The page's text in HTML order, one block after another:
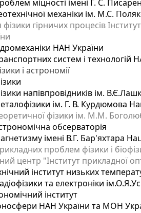
міцності імені Г. С.
механіки ім. М.С.
фізики гірничих процесів
НАН України
систем і технологій
і астрономії
напівпровідників ім.
ім. Г. В. Курдюмова
фізики ім. М.М.
обсерваторія
імені В.Г. Бар'яхтара
проблем фізики і
центр "Інститут прикладної
інститут низьких
та електроніки
інститут
НАН України та МОН